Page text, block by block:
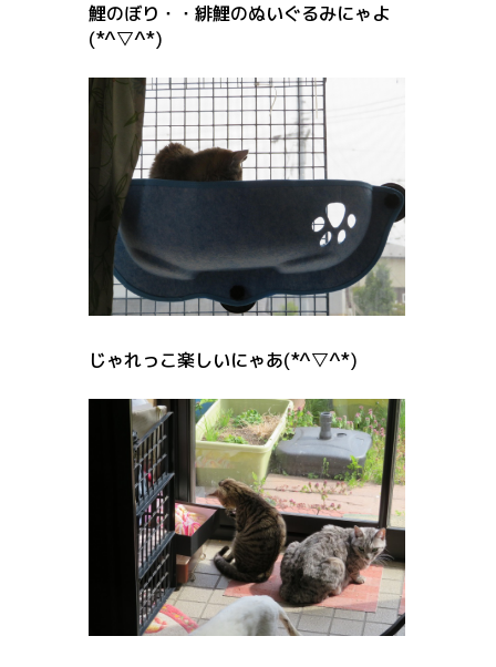
鯉のぼり・・緋鯉のぬいぐるみにゃよ
(*^▽^*)
じゃれっこ楽しいにゃあ(*^▽^*)